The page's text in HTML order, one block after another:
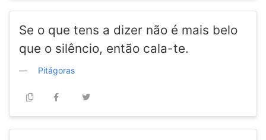
Se o que tens a dizer não é mais belo
que o silêncio, então cala-te.
Pitágoras